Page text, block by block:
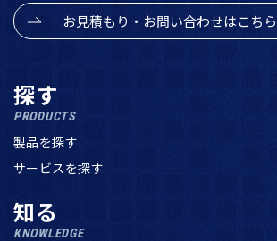
お見積もり・お問い合わせはこちら
探す
PRODUCTS
製品を探す
サービスを探す
知る
KNOWLEDGE